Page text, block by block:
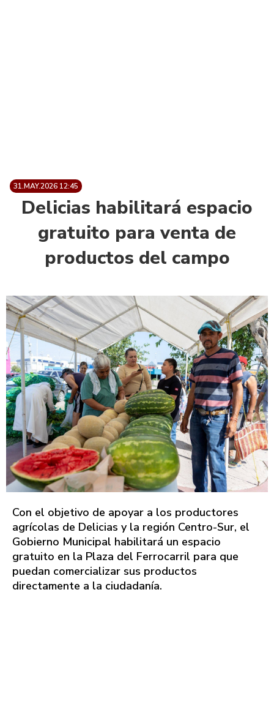
31.MAY.2026 12:45
Delicias habilitará espacio
gratuito para venta de
productos del campo
Con el objetivo de apoyar a los productores
agrícolas de Delicias y la región Centro-Sur, el
Gobierno Municipal habilitará un espacio
gratuito en la Plaza del Ferrocarril para que
puedan comercializar sus productos
directamente a la ciudadanía.